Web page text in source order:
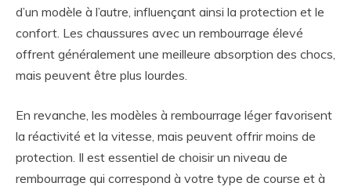
d’un modèle à l’autre, influençant ainsi la protection et le
confort. Les chaussures avec un rembourrage élevé
offrent généralement une meilleure absorption des chocs,
mais peuvent être plus lourdes.
En revanche, les modèles à rembourrage léger favorisent
la réactivité et la vitesse, mais peuvent offrir moins de
protection. Il est essentiel de choisir un niveau de
rembourrage qui correspond à votre type de course et à